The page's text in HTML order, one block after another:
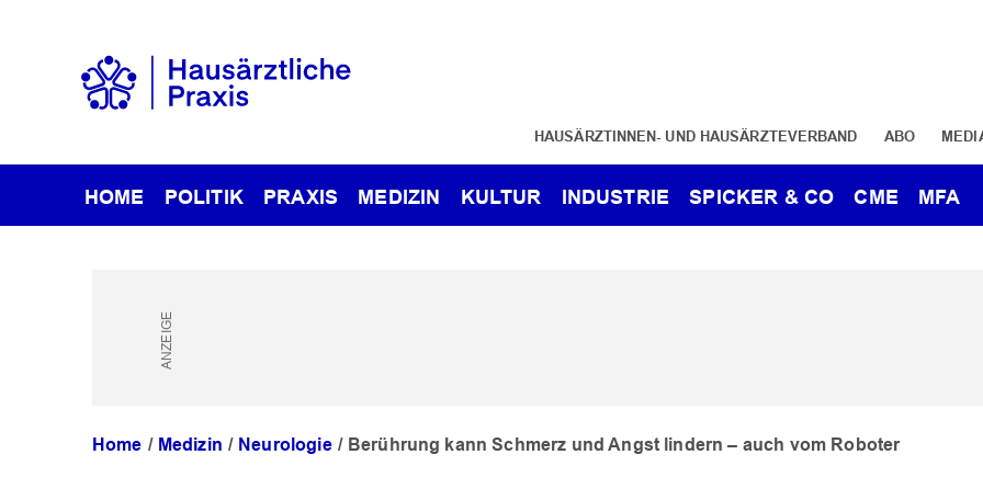
HAUSÄRZTINNEN- UND HAUSÄRZTEVERBAND ABO
HOME POLITIK PRAXIS MEDIZIN KULTUR INDUSTRIE SPICKER & CO CME MFA
Home Medizin Neurologie Berührung kann Schmerz und Angst lindern – auch vom Roboter